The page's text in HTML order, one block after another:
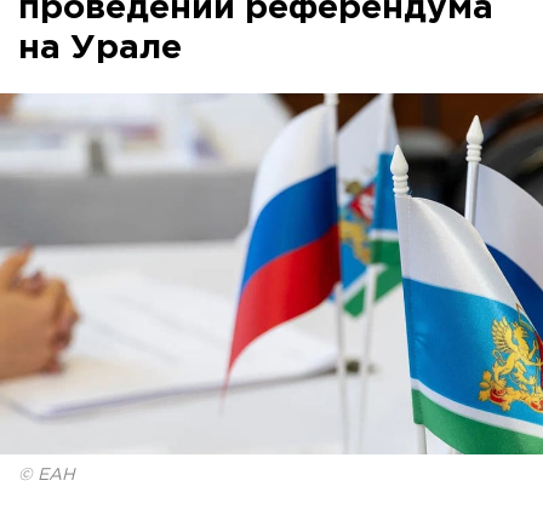
проведении референдума
на Урале
© ЕАН